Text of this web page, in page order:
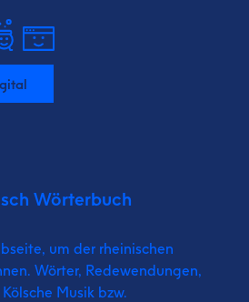
Wörterbuch
um der rheinischen
Wörter, Redewendungen,
Musik bzw.